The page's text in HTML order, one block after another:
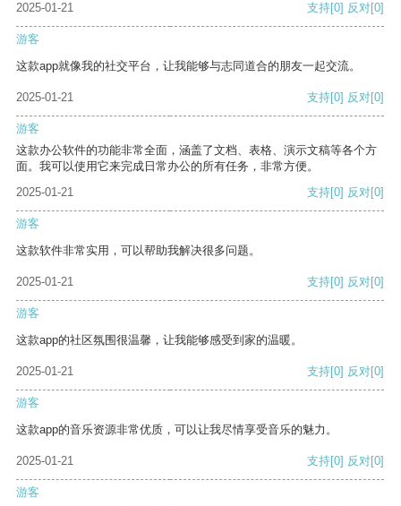
2025-01-21 支持[0] 反对[0]
游客
这款app就像我的社交平台，让我能够与志同道合的朋友一起交流。
2025-01-21 支持[0] 反对[0]
游客
这款办公软件的功能非常全面，涵盖了文档、表格、演示文稿等各个方
面。我可以使用它来完成日常办公的所有任务，非常方便。
2025-01-21
支持[0] 反对[0]
游客
这款软件非常实用，可以帮助我解决很多问题。
2025-01-21 支持[0] 反对[0]
游客
这款app的社区氛围很温馨，让我能够感受到家的温暖。
2025-01-21 支持[0] 反对[0]
游客
这款app的音乐资源非常优质，可以让我尽情享受音乐的魅力。
2025-01-21 支持[0] 反对[0]
游客